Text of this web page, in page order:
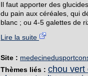
Il faut apporter des
du pain aux céréales, qui
blanc ; ou 4-5 galettes de
Lire la suite
Site :
Thèmes liés : chou vert